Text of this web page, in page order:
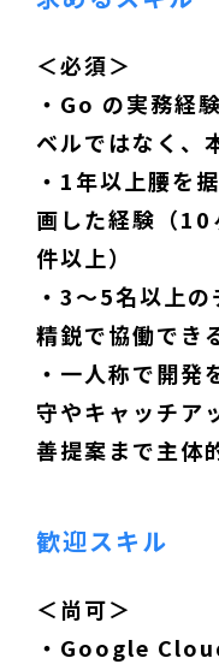
＜必須＞
・Go の実務経
ベルではなく、
・1年以上腰を
画した経験（10
件以上）
・3〜5名以上
精鋭で協働でき
・一人称で開発
守やキャッチア
善提案まで主体
歓迎スキル
＜尚可＞
・Google